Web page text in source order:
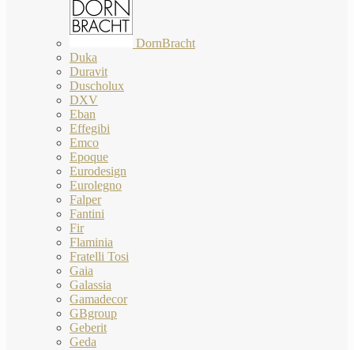
DornBracht
Duka
Duravit
Duscholux
DXV
Eban
Effegibi
Emco
Epoque
Eurodesign
Eurolegno
Falper
Fantini
Fir
Flaminia
Fratelli Tosi
Gaia
Galassia
Gamadecor
GBgroup
Geberit
Geda